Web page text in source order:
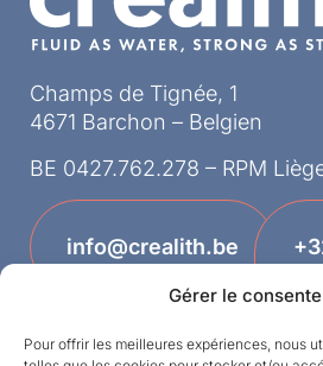
Gérer le
Pour offrir les meilleures expériences, nous
Champs de Tignée, 1
4671 Barchon – Belgien
BE 0427.762.278 – RPM
info@crealith.be